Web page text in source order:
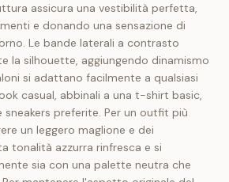
assicura una vestibilità perfetta,
e donando una sensazione di
Le bande laterali a contrasto
la silhouette, aggiungendo dinamismo
si adattano facilmente a qualsiasi
casual, abbinali a una t-shirt basic,
sneakers preferite. Per un outfit più
un leggero maglione e dei
tonalità azzurra rinfresca e si
sia con una palette neutra che